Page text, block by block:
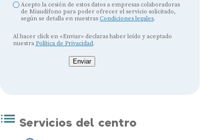
Acepto la cesión de estos datos a empresas colaboradoras
de Miaudífono para poder ofrecer el servicio solicitado,
según se detalla en nuestras Condiciones legales.
Al hacer click en «Enviar» declaras haber leído y aceptado
nuestra Política de Privacidad.
Enviar
Servicios del centro